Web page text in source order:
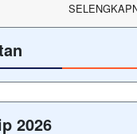
2026